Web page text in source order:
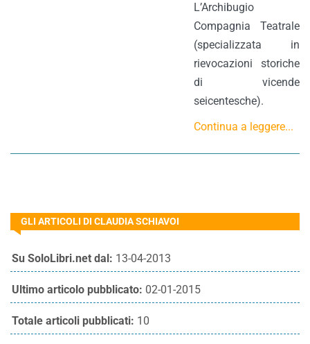
L’Archibugio
Compagnia Teatrale
(specializzata in
rievocazioni storiche
di vicende
seicentesche).
Continua a leggere...
GLI ARTICOLI DI CLAUDIA SCHIAVOI
Su SoloLibri.net dal: 13-04-2013
Ultimo articolo pubblicato: 02-01-2015
Totale articoli pubblicati: 10